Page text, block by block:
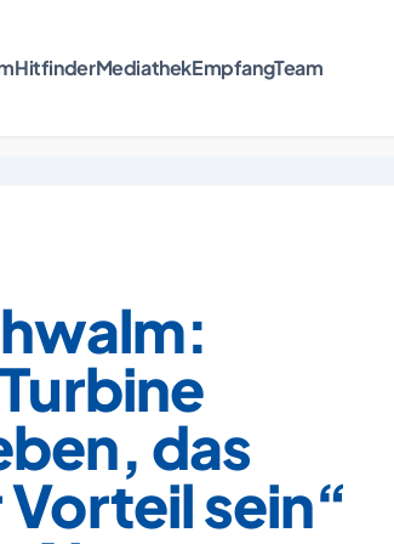
HitfinderMediathekEmpfangTeam
das
sein“